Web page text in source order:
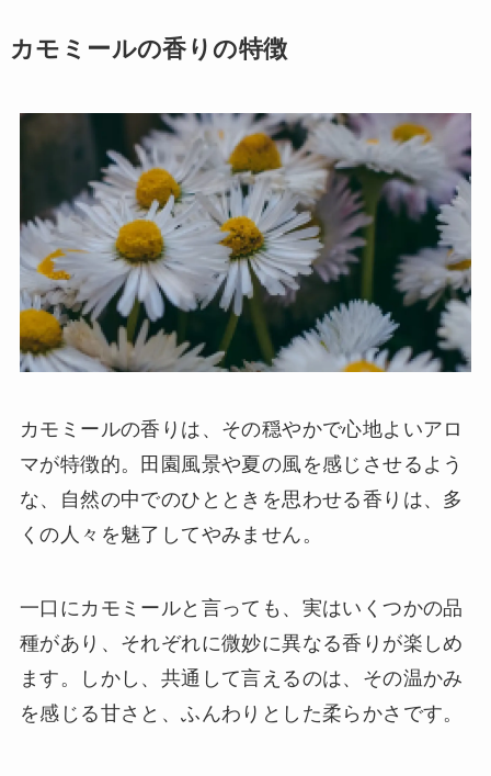
カモミールの香りの特徴
カモミールの香りは、その穏やかで心地よいアロ
マが特徴的。田園風景や夏の風を感じさせるよう
な、自然の中でのひとときを思わせる香りは、多
くの人々を魅了してやみません。
一口にカモミールと言っても、実はいくつかの品
種があり、それぞれに微妙に異なる香りが楽しめ
ます。しかし、共通して言えるのは、その温かみ
を感じる甘さと、ふんわりとした柔らかさです。